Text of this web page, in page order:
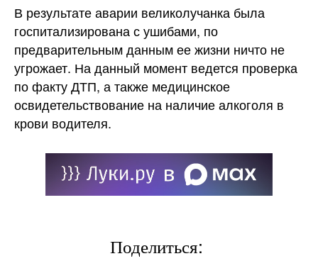
В результате аварии великолучанка была
госпитализирована с ушибами, по
предварительным данным ее жизни ничто не
угрожает. На данный момент ведется проверка
по факту ДТП, а также медицинское
освидетельствование на наличие алкоголя в
крови водителя.
Поделиться: